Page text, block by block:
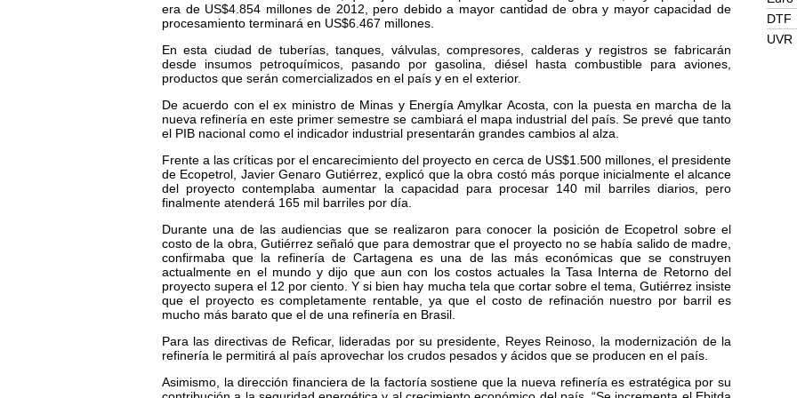
era de US$4.854 millones de 2012, pero debido a mayor cantidad de obra y mayor capacidad de
procesamiento terminará en US$6.467 millones.
En esta ciudad de tuberías, tanques, válvulas, compresores, calderas y registros se fabricarán
desde insumos petroquímicos, pasando por gasolina, diésel hasta combustible para aviones,
productos que serán comercializados en el país y en el exterior.
De acuerdo con el ex ministro de Minas y Energía Amylkar Acosta, con la puesta en marcha de la
nueva refinería en este primer semestre se cambiará el mapa industrial del país. Se prevé que tanto
el PIB nacional como el indicador industrial presentarán grandes cambios al alza.
Frente a las críticas por el encarecimiento del proyecto en cerca de US$1.500 millones, el presidente
de Ecopetrol, Javier Genaro Gutiérrez, explicó que la obra costó más porque inicialmente el alcance
del proyecto contemplaba aumentar la capacidad para procesar 140 mil barriles diarios, pero
finalmente atenderá 165 mil barriles por día.
Durante una de las audiencias que se realizaron para conocer la posición de Ecopetrol sobre el
costo de la obra, Gutiérrez señaló que para demostrar que el proyecto no se había salido de madre,
confirmaba que la refinería de Cartagena es una de las más económicas que se construyen
actualmente en el mundo y dijo que aun con los costos actuales la Tasa Interna de Retorno del
proyecto supera el 12 por ciento. Y si bien hay mucha tela que cortar sobre el tema, Gutiérrez insiste
que el proyecto es completamente rentable, ya que el costo de refinación nuestro por barril es
mucho más barato que el de una refinería en Brasil.
Para las directivas de Reficar, lideradas por su presidente, Reyes Reinoso, la modernización de la
refinería le permitirá al país aprovechar los crudos pesados y ácidos que se producen en el país.
Asimismo, la dirección financiera de la factoría sostiene que la nueva refinería es estratégica por su
DTF
UVR